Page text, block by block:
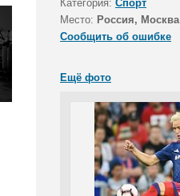
Категория: Спорт
Место: Россия, Москва
Сообщить об ошибке
Ещё фото